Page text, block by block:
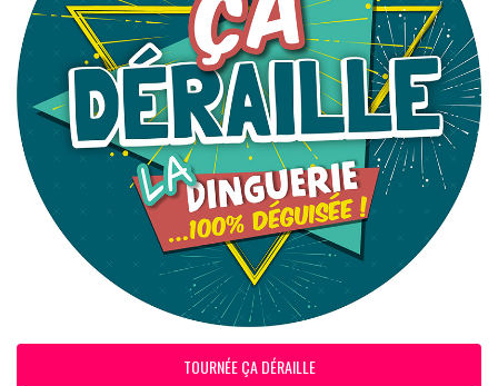
TOURNÉE ÇA DÉRAILLE